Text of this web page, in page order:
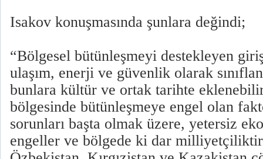
Isakov konuşmasında şunlara değindi;
“Bölgesel bütünleşmeyi destekleyen
ulaşım, enerji ve güvenlik olarak
bunlara kültür ve ortak tarihte
bölgesinde bütünleşmeye engel olan
sorunları başta olmak üzere, yetersiz
engeller ve bölgede ki dar milliyetçiliktir.